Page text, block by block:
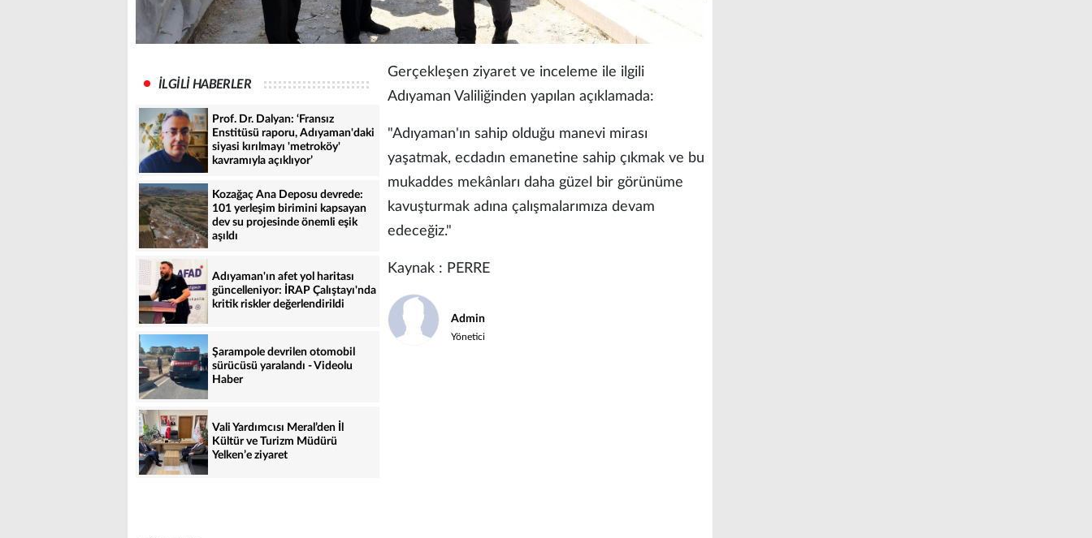
İLGİLİ HABERLER
Prof. Dr. Dalyan: ‘Fransız
Enstitüsü raporu, Adıyaman'daki
siyasi kırılmayı 'metroköy'
kavramıyla açıklıyor’
Kozağaç Ana Deposu devrede:
101 yerleşim birimini kapsayan
dev su projesinde önemli eşik
aşıldı
Adıyaman'ın afet yol haritası
güncelleniyor: İRAP Çalıştayı'nda
kritik riskler değerlendirildi
Şarampole devrilen otomobil
sürücüsü yaralandı - Videolu
Haber
Vali Yardımcısı Meral’den İl
Kültür ve Turizm Müdürü
Yelken’e ziyaret
Gerçekleşen ziyaret ve inceleme ile ilgili
Adıyaman Valiliğinden yapılan açıklamada:
"Adıyaman'ın sahip olduğu manevi mirası
yaşatmak, ecdadın emanetine sahip çıkmak ve bu
mukaddes mekânları daha güzel bir görünüme
kavuşturmak adına çalışmalarımıza devam
edeceğiz."
Kaynak : PERRE
Admin
Yönetici